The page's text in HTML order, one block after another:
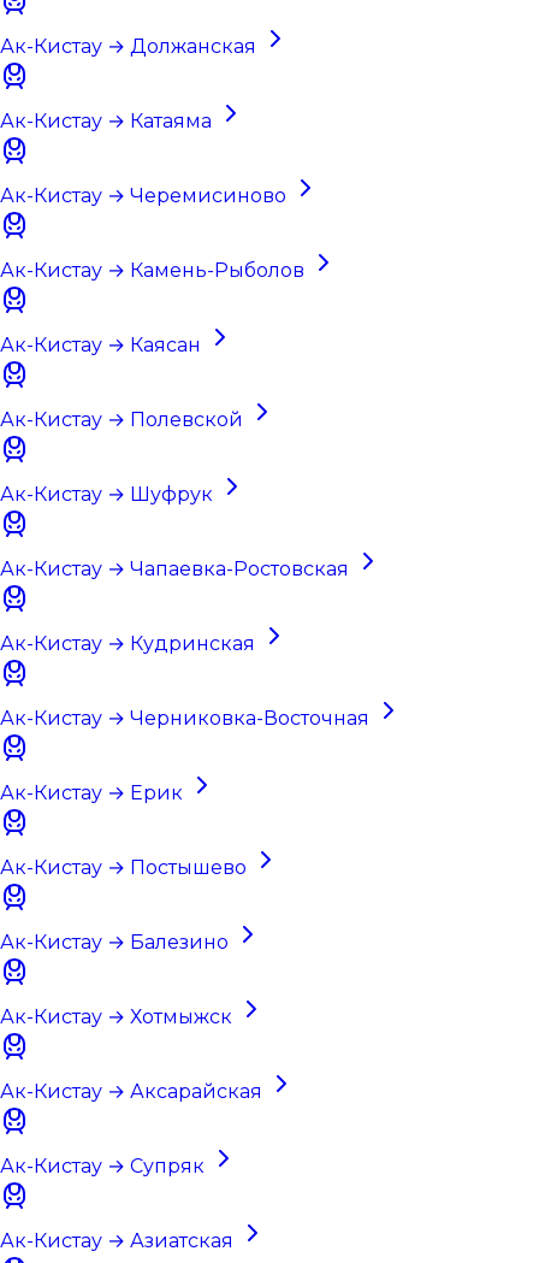
Ак-Кистау → Должанская
Ак-Кистау → Катаяма
Ак-Кистау → Черемисиново
Ак-Кистау → Камень-Рыболов
Ак-Кистау → Каясан
Ак-Кистау → Полевской
Ак-Кистау → Шуфрук
Ак-Кистау → Чапаевка-Ростовская
Ак-Кистау → Кудринская
Ак-Кистау → Черниковка-Восточная
Ак-Кистау → Ерик
Ак-Кистау → Постышево
Ак-Кистау → Балезино
Ак-Кистау → Хотмыжск
Ак-Кистау → Аксарайская
Ак-Кистау → Супряк
Ак-Кистау → Азиатская